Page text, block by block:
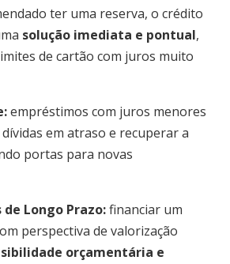
ter uma reserva, o crédito
solução imediata e pontual,
de cartão com juros muito
empréstimos com juros menores
em atraso e recuperar a
portas para novas
de Longo Prazo:financiar um
perspectiva de valorização
orçamentária e